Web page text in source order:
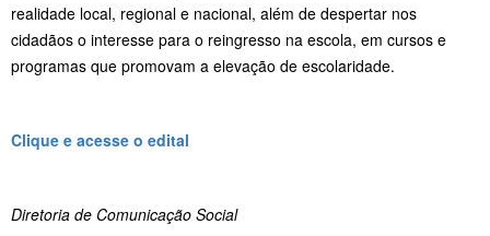
realidade local, regional e nacional, além de despertar nos
cidadãos o interesse para o reingresso na escola, em cursos e
programas que promovam a elevação de escolaridade.
Clique e acesse o edital
Diretoria de Comunicação Social